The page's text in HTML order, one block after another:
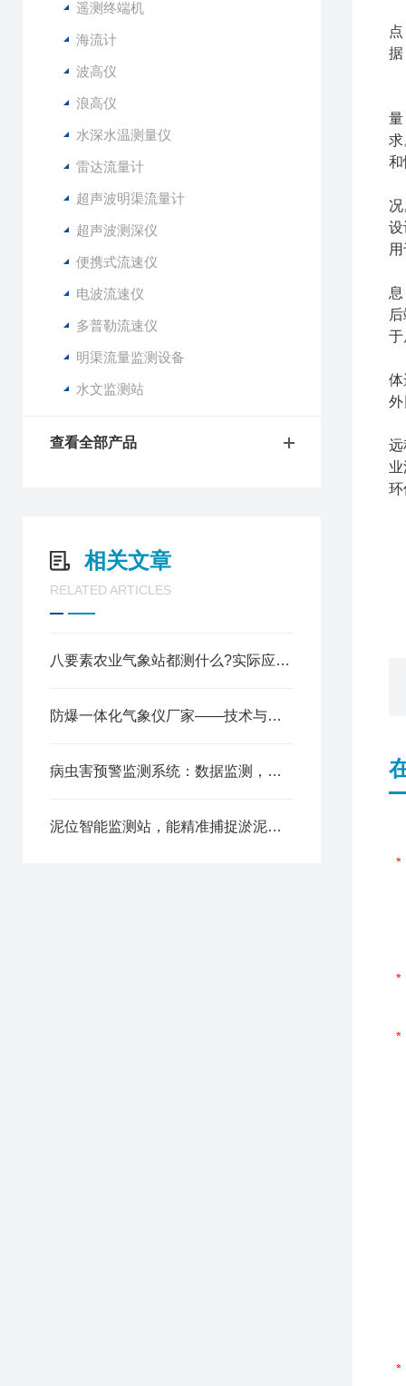
遥测终端机
海流计
波高仪
浪高仪
水深水温测量仪
雷达流量计
超声波明渠流量计
超声波测深仪
便携式流速仪
电波流速仪
多普勒流速仪
明渠流量监测设备
水文监测站
查看全部产品
相关文章
RELATED ARTICLES
八要素农业气象站都测什么?实际应用效果如何?
防爆一体化气象仪厂家——技术与服务的双重保障
病虫害预警监测系统：数据监测，病害预警，果园管护
泥位智能监测站，能精准捕捉淤泥淤积动态吗?
据
量
求
和
设
于
体
外
远
环